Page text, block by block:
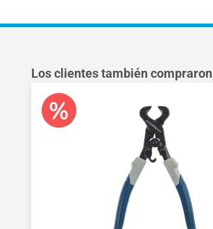
Omitir la galería de productos
Los clientes también compraron